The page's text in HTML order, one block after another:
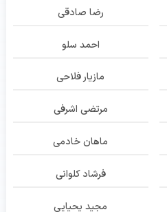
رضا صادقی
احمد سلو
مازیار فلاحی
مرتضی اشرفی
ماهان خادمی
فرشاد کلوانی
مجید یحیایی